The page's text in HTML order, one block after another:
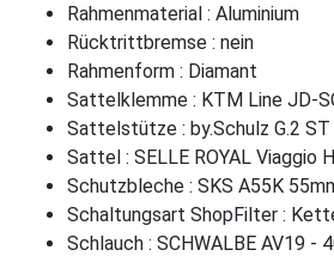
Rahmenmaterial : Aluminium
Rücktrittbremse : nein
Rahmenform : Diamant
Sattelklemme : KTM Line JD-
Sattelstütze : by.Schulz G.2
Sattel : SELLE ROYAL Viaggio
Schutzbleche : SKS A55K
Schaltungsart ShopFilter :
Schlauch : SCHWALBE AV19